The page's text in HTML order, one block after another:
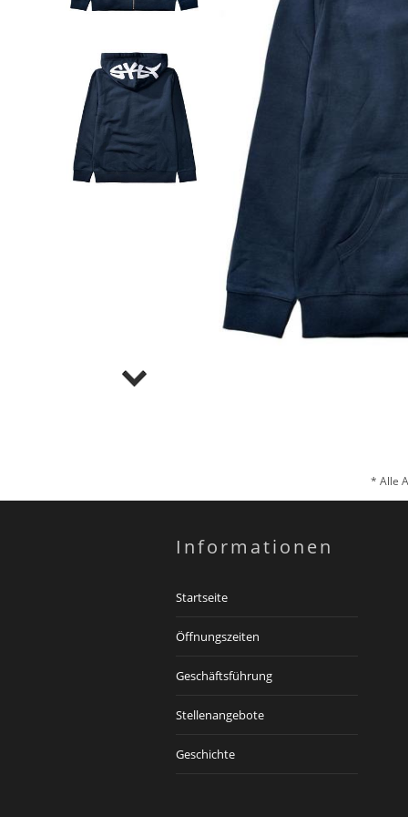
* Alle
Informationen
Startseite
Öffnungszeiten
Geschäftsführung
Stellenangebote
Geschichte